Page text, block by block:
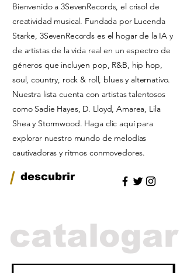
Bienvenido a 3SevenRecords, el crisol de
creatividad musical. Fundada por Lucenda
Starke, 3SevenRecords es el hogar de la IA y
de artistas de la vida real en un espectro de
géneros que incluyen pop, R&B, hip hop,
soul, country, rock & roll, blues y alternativo.
Nuestra lista cuenta con artistas talentosos
como Sadie Hayes, D. Lloyd, Amarea, Lila
Shea y Stormwood. Haga clic aquí para
explorar nuestro mundo de melodías
cautivadoras y ritmos conmovedores.
/ descubrir
catalogar